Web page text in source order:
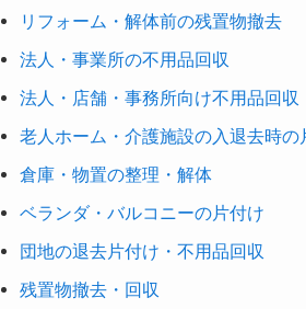
リフォーム・解体前の残置物撤去
法人・事業所の不用品回収
法人・店舗・事務所向け不用品回収
老人ホーム・介護施設の入退去時の
倉庫・物置の整理・解体
ベランダ・バルコニーの片付け
団地の退去片付け・不用品回収
残置物撤去・回収